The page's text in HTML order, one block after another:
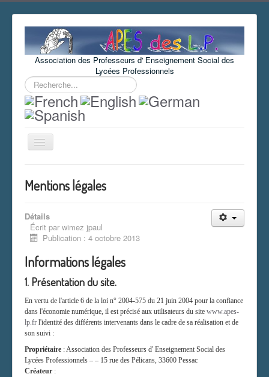
Association des Professeurs d' Enseignement Social des
Lycées Professionnels
Rechercher
Basculer
la
Vous êtes ici :
Accueil
Mentions légales
Détails
Écrit par wimez jpaul
Publication : 4 octobre 2013
Informations légales
1. Présentation du site.
En vertu de l'article 6 de la loi n° 2004-575 du 21 juin 2004 pour la confiance
dans l'économie numérique, il est précisé aux utilisateurs du site www.apes-
lp.fr l'identité des différents intervenants dans le cadre de sa réalisation et de
son suivi :
Propriétaire : Association des Professeurs d' Enseignement Social des
Lycées Professionnels – – 15 rue des Pélicans, 33600 Pessac
Créateur :